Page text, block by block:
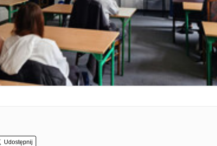
Udostępnij